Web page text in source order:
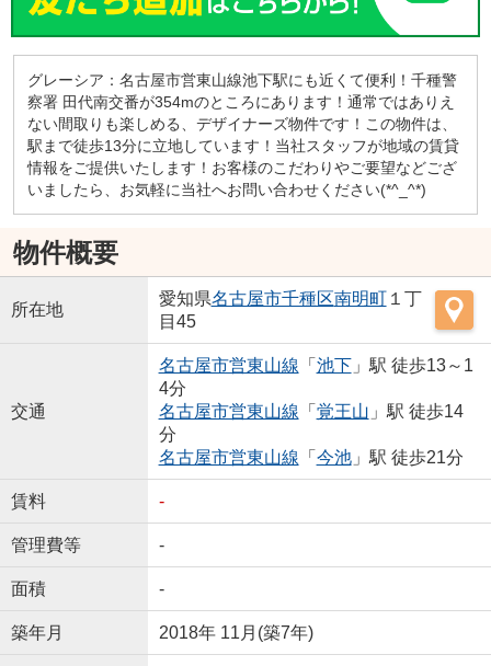
グレーシア：名古屋市営東山線池下駅にも近くて便利！千種警
察署 田代南交番が354mのところにあります！通常ではありえ
ない間取りも楽しめる、デザイナーズ物件です！この物件は、
駅まで徒歩13分に立地しています！当社スタッフが地域の賃貸
情報をご提供いたします！お客様のこだわりやご要望などござ
いましたら、お気軽に当社へお問い合わせください(*^_^*)
物件概要
所在地
愛知県名古屋市千種区南明町１丁
目45
交通
名古屋市営東山線 「 池下」駅 徒歩13～1
4分
名古屋市営東山線 「 覚王山 」駅 徒歩14
分
名古屋市営東山線 「 今池」駅 徒歩21分
賃料 -
管理費等 -
面積 -
築年月 2018年 11月(築7年)